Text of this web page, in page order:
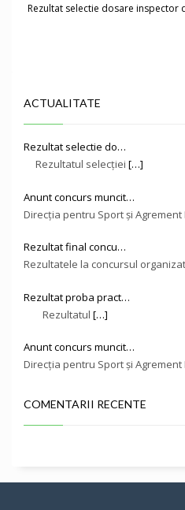
Rezultat selectie dosare inspector
ACTUALITATE
Rezultat selectie do…
Rezultatul selecției […]
Anunt concurs muncit…
Direcţia pentru Sport și
Rezultat final concu…
Rezultatele la concursul
Rezultat proba pract…
Rezultatul […]
Anunt concurs muncit…
Direcţia pentru Sport și
COMENTARII RECENTE